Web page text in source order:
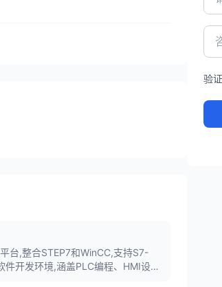
台,整合STEP7和WinCC,支持S7-
开发环境,涵盖PLC编程、HMI设
验